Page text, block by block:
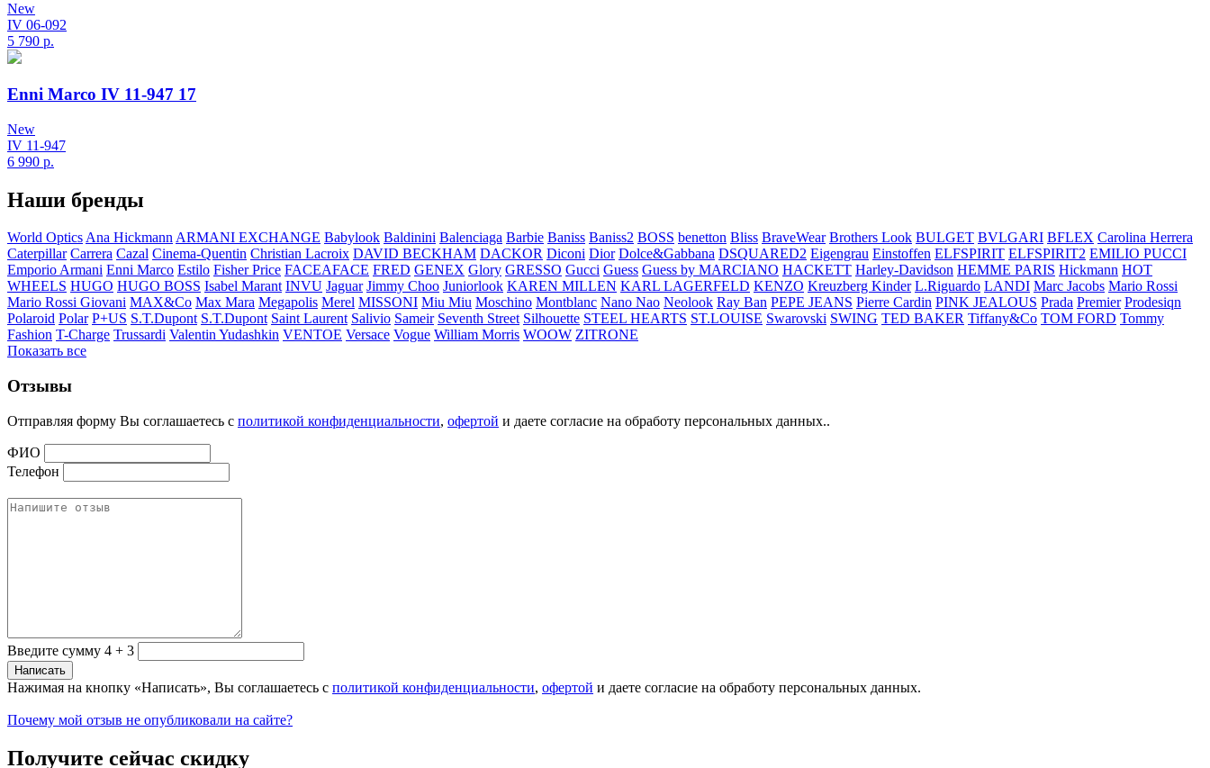
New
IV 06-092
5 790 р.
Enni Marco IV 11-947 17
New
IV 11-947
6 990 р.
Наши бренды
World OpticsAna HickmannARMANI EXCHANGE Babylook Baldinini Balenciaga Barbie Baniss Baniss2 BOSS benetton Bliss BraveWear Brothers Look BULGET BVLGARI BFLEX Carolina Herrera
Caterpillar Carrera Cazal Cinema-Quentin Christian Lacroix DAVID BECKHAM DACKOR Diconi Dior Dolce&Gabbana DSQUARED2 Eigengrau Einstoffen ELFSPIRIT ELFSPIRIT2 EMILIO PUCCI
Emporio Armani Enni Marco Estilo Fisher Price FACEAFACE FRED GENEX Glory GRESSO Gucci Guess Guess by MARCIANO HACKETT Harley-Davidson HEMME PARIS Hickmann HOT
WHEELS HUGO HUGO BOSS Isabel Marant INVU Jaguar Jimmy Choo Juniorlook KAREN MILLEN KARL LAGERFELD KENZO Kreuzberg Kinder L.Riguardo LANDI Marc Jacobs Mario Rossi
Mario Rossi Giovani MAX&Co Max Mara Megapolis Merel MISSONI Miu Miu Moschino Montblanc Nano Nao Neolook Ray Ban PEPE JEANS Pierre Cardin PINK JEALOUS Prada Premier Prodesiqn
Polaroid Polar P+US S.T.Dupont S.T.Dupont Saint Laurent Salivio Sameir Seventh Street Silhouette STEEL HEARTS ST.LOUISE Swarovski SWING TED BAKER Tiffany&Co TOM FORD Tommy
Fashion T-Charge Trussardi Valentin Yudashkin VENTOE Versace Vogue William Morris WOOW ZITRONE
Показать все
Отзывы
Отправляя форму Вы соглашаетесь с политикой конфиденциальности, офертой и даете согласие на обработу персональных данных..
ФИО
Телефон
Введите сумму 4 + 3
Нажимая на кнопку «Написать», Вы соглашаетесь с политикой конфиденциальности, офертой и даете согласие на обработу персональных данных.
Почему мой отзыв не опубликовали на сайте?
Получите сейчас скидку